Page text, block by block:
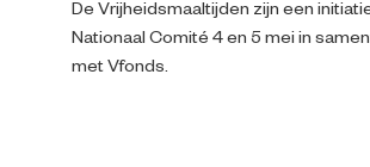
De Vrijheidsmaaltijden zijn een
Nationaal Comité 4 en 5 mei in
met Vfonds.